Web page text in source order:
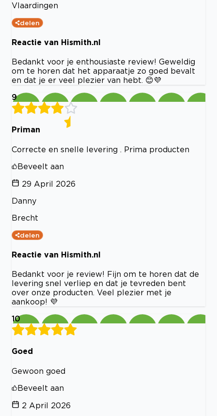
Vlaardingen
delen
Reactie van Hismith.nl
Bedankt voor je enthousiaste review! Geweldig
om te horen dat het apparaatje zo goed bevalt
en dat je er veel plezier van hebt. 😊💜
9
Priman
Correcte en snelle levering . Prima producten
Beveelt aan
29 April 2026
Danny
Brecht
delen
Reactie van Hismith.nl
Bedankt voor je review! Fijn om te horen dat de
levering snel verliep en dat je tevreden bent
over onze producten. Veel plezier met je
aankoop! 💜
10
Goed
Gewoon goed
Beveelt aan
2 April 2026